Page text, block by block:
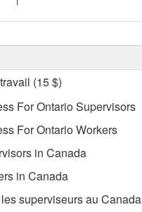
(15 $)
For Ontario Supervisors
For Ontario Workers
in Canada
in Canada
superviseurs au Canada